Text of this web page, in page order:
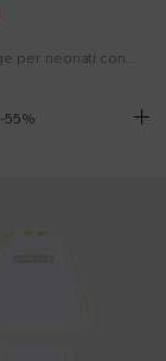
T-shirt beige per neonati con logo multicolor
-55%